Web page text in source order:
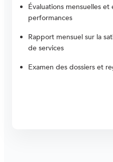
Évaluations mensuelles et
performances
Rapport mensuel sur la
de services
Examen des dossiers et